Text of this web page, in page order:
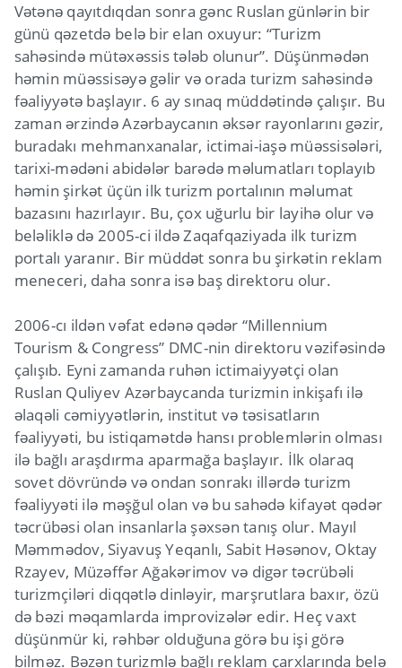
Vətənə qayıtdıqdan sonra gənc Ruslan günlərin bir
günü qəzetdə belə bir elan oxuyur: “Turizm
sahəsində mütəxəssis tələb olunur”. Düşünmədən
həmin müəssisəyə gəlir və orada turizm sahəsində
fəaliyyətə başlayır. 6 ay sınaq müddətində çalışır. Bu
zaman ərzində Azərbaycanın əksər rayonlarını gəzir,
buradakı mehmanxanalar, ictimai-iaşə müəssisələri,
tarixi-mədəni abidələr barədə məlumatları toplayıb
həmin şirkət üçün ilk turizm portalının məlumat
bazasını hazırlayır. Bu, çox uğurlu bir layihə olur və
beləliklə də 2005-ci ildə Zaqafqaziyada ilk turizm
portalı yaranır. Bir müddət sonra bu şirkətin reklam
meneceri, daha sonra isə baş direktoru olur.
2006-cı ildən vəfat edənə qədər “Millennium
Tourism & Congress” DMC-nin direktoru vəzifəsində
çalışıb. Eyni zamanda ruhən ictimaiyyətçi olan
Ruslan Quliyev Azərbaycanda turizmin inkişafı ilə
əlaqəli cəmiyyətlərin, institut və təsisatların
fəaliyyəti, bu istiqamətdə hansı problemlərin olması
ilə bağlı araşdırma aparmağa başlayır. İlk olaraq
sovet dövründə və ondan sonrakı illərdə turizm
fəaliyyəti ilə məşğul olan və bu sahədə kifayət qədər
təcrübəsi olan insanlarla şəxsən tanış olur. Mayıl
Məmmədov, Siyavuş Yeqanlı, Sabit Həsənov, Oktay
Rzayev, Müzəffər Ağakərimov və digər təcrübəli
turizmçiləri diqqətlə dinləyir, marşrutlara baxır, özü
də bəzi məqamlarda improvizələr edir. Heç vaxt
düşünmür ki, rəhbər olduğuna görə bu işi görə
bilməz. Bəzən turizmlə bağlı reklam çarxlarında belə